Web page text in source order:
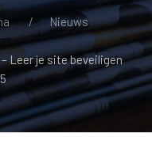
Nieuws
Leer je site beveiligen